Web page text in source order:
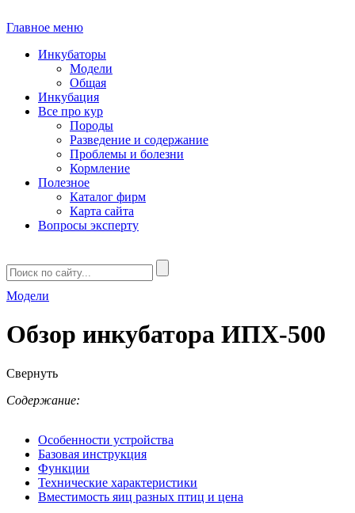
Главное меню
Инкубаторы
Модели
Общая
Инкубация
Все про кур
Породы
Разведение и содержание
Проблемы и болезни
Кормление
Полезное
Каталог фирм
Карта сайта
Вопросы эксперту
Модели
Обзор инкубатора ИПХ-500
Свернуть
Содержание:
Особенности устройства
Базовая инструкция
Функции
Технические характеристики
Вместимость яиц разных птиц и цена